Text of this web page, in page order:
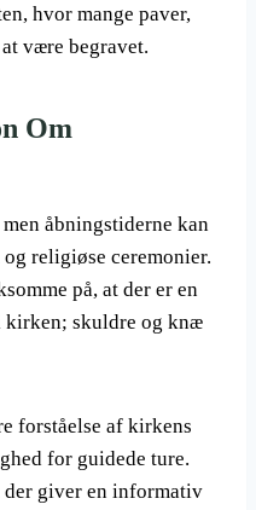
hvor mange paver,
være begravet.
Om
åbningstiderne kan
religiøse ceremonier.
på, at der er en
kirken; skuldre og knæ
forståelse af kirkens
for guidede ture.
der giver en informativ